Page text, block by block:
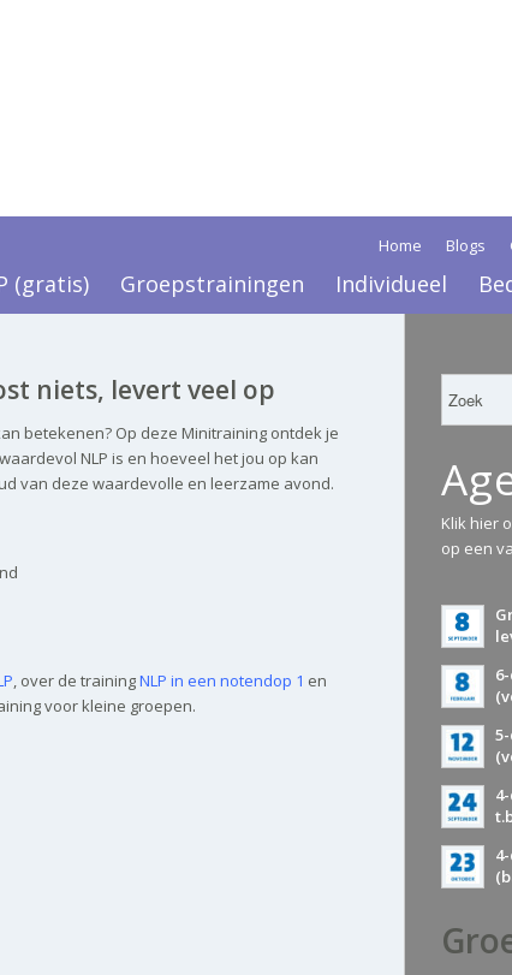
Home Blogs
(gratis) Groepstrainingen Individueel
niets, levert veel op
betekenen? Op deze Minitraining ontdek je
NLP is en hoeveel het jou op kan
van deze waardevolle en leerzame avond.
, over de trainingNLP in een notendop 1 en
voor kleine groepen.
Klik hier
op een